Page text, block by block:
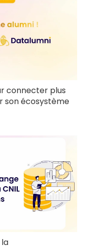
connecter plus
son écosystème
la